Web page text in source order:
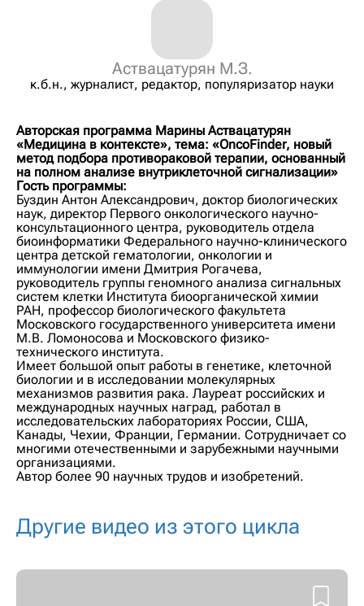
Аствацатурян М.З.
к.б.н., журналист, редактор, популяризатор науки
Авторская программа Марины Аствацатурян
«Медицина в контексте», тема: «OncoFinder, новый
метод подбора противораковой терапии, основанный
на полном анализе внутриклеточной сигнализации»
Гость программы:
Буздин Антон Александрович, доктор биологических
наук, директор Первого онкологического научно-
консультационного центра, руководитель отдела
биоинформатики Федерального научно-клинического
центра детской гематологии, онкологии и
иммунологии имени Дмитрия Рогачева,
руководитель группы геномного анализа сигнальных
систем клетки Института биоорганической химии
РАН, профессор биологического факультета
Московского государственного университета имени
М.В. Ломоносова и Московского физико-
технического института.
Имеет большой опыт работы в генетике, клеточной
биологии и в исследовании молекулярных
механизмов развития рака. Лауреат российских и
международных научных наград, работал в
исследовательских лабораториях России, США,
Канады, Чехии, Франции, Германии. Сотрудничает со
многими отечественными и зарубежными научными
организациями.
Автор более 90 научных трудов и изобретений.
Другие видео из этого цикла